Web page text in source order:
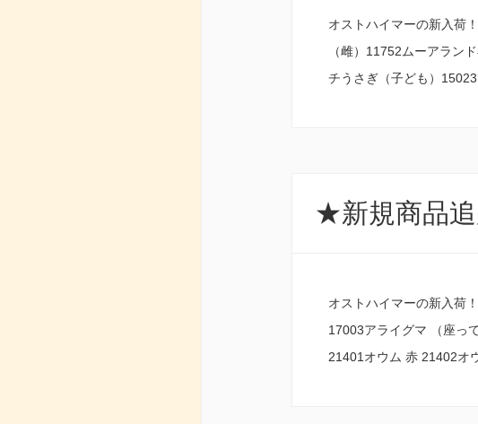
オストハイマーの新入荷
（雌）11752ムーアラン
チうさぎ（子ども）
★新規商品追
オストハイマーの新入荷
17003アライグマ （座っ
21401オウム 赤 21402オ